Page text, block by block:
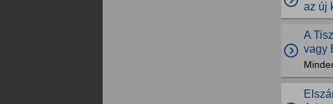
az új
A
vagy